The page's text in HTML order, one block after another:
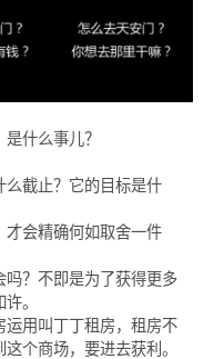
什么事儿？
么截止？它的目标是什
才会精确何如取舍一件
吗？不即是为了获得更多
。
用叫丁丁租房，租房不
个商场，要进去获利。